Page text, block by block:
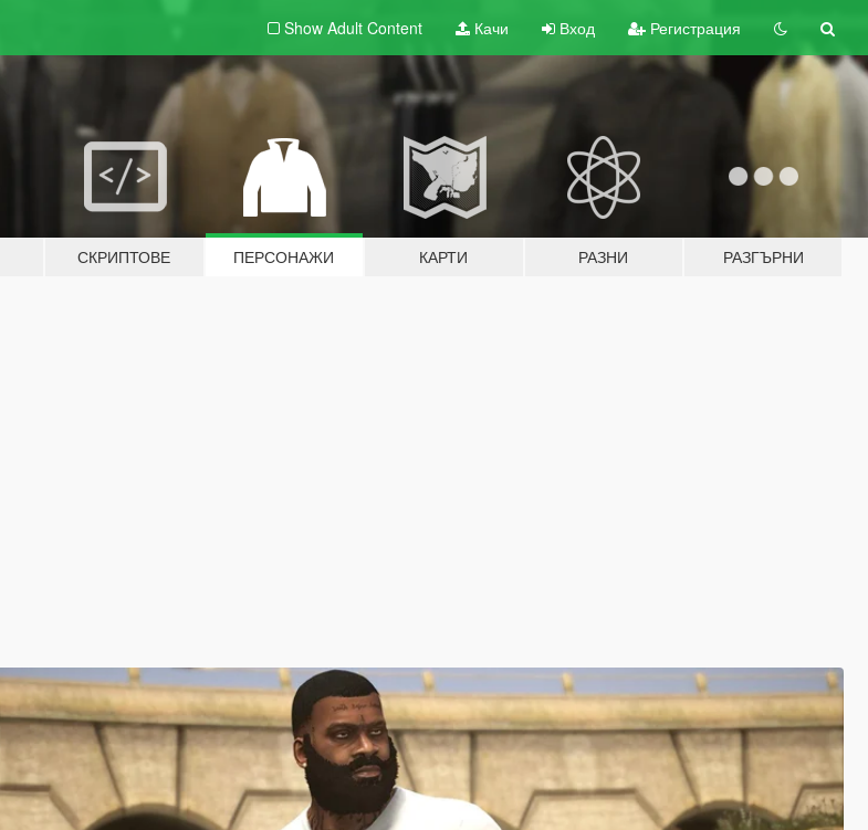
Show Adult Content Качи Вход Регистрация
СКРИПТОВЕ ПЕРСОНАЖИ КАРТИ РАЗНИ РАЗГЪРНИ